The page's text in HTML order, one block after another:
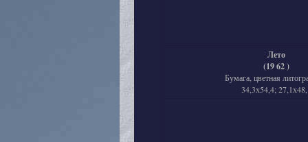
Лето
(19 62 )
Бумага, цветная
34,3х54,4;